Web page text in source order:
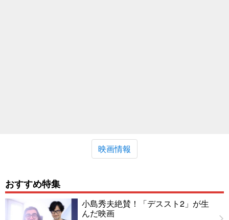
映画情報
おすすめ特集
小島秀夫絶賛！「デススト2」が生
んだ映画